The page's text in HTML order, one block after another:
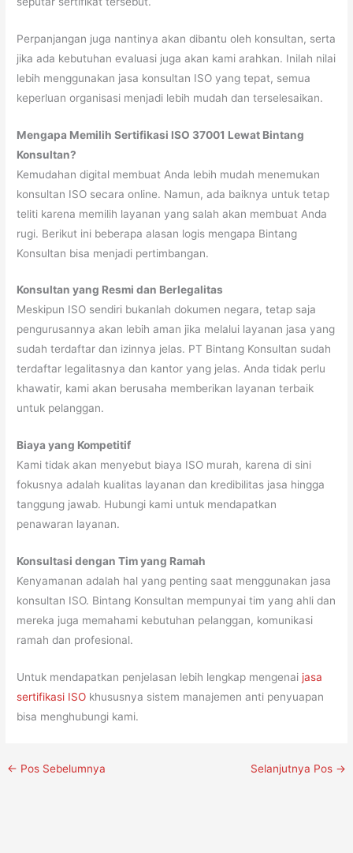
Perpanjangan juga nantinya akan dibantu oleh konsultan, serta
jika ada kebutuhan evaluasi juga akan kami arahkan. Inilah nilai
lebih menggunakan jasa konsultan ISO yang tepat, semua
keperluan organisasi menjadi lebih mudah dan terselesaikan.
Mengapa Memilih Sertifikasi ISO 37001 Lewat Bintang
Konsultan?
Kemudahan digital membuat Anda lebih mudah menemukan
konsultan ISO secara online. Namun, ada baiknya untuk tetap
teliti karena memilih layanan yang salah akan membuat Anda
rugi. Berikut ini beberapa alasan logis mengapa Bintang
Konsultan bisa menjadi pertimbangan.
Konsultan yang Resmi dan Berlegalitas
Meskipun ISO sendiri bukanlah dokumen negara, tetap saja
pengurusannya akan lebih aman jika melalui layanan jasa yang
sudah terdaftar dan izinnya jelas. PT Bintang Konsultan sudah
terdaftar legalitasnya dan kantor yang jelas. Anda tidak perlu
khawatir, kami akan berusaha memberikan layanan terbaik
untuk pelanggan.
Biaya yang Kompetitif
Kami tidak akan menyebut biaya ISO murah, karena di sini
fokusnya adalah kualitas layanan dan kredibilitas jasa hingga
tanggung jawab. Hubungi kami untuk mendapatkan
penawaran layanan.
Konsultasi dengan Tim yang Ramah
Kenyamanan adalah hal yang penting saat menggunakan jasa
konsultan ISO. Bintang Konsultan mempunyai tim yang ahli dan
mereka juga memahami kebutuhan pelanggan, komunikasi
ramah dan profesional.
Untuk mendapatkan penjelasan lebih lengkap mengenai jasa
sertifikasi ISO khususnya sistem manajemen anti penyuapan
bisa menghubungi kami.
← Pos Sebelumnya Selanjutnya Pos →